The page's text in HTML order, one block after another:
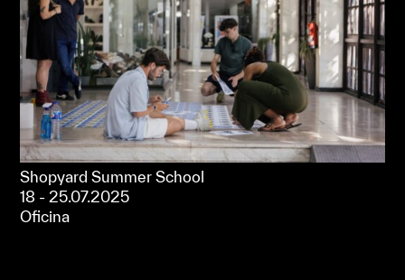
Shopyard Summer School
18 - 25.07.2025
Oficina